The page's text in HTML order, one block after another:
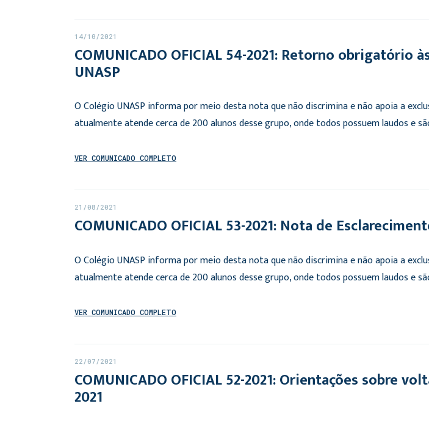
14/10/2021
COMUNICADO OFICIAL 54-2021: Retorno obrigatório
UNASP
O Colégio UNASP informa por meio desta nota que não discrimina e não apoia a
atualmente atende cerca de 200 alunos desse grupo, onde todos possuem laudos e
VER COMUNICADO COMPLETO
21/08/2021
COMUNICADO OFICIAL 53-2021: Nota de
O Colégio UNASP informa por meio desta nota que não discrimina e não apoia a
atualmente atende cerca de 200 alunos desse grupo, onde todos possuem laudos e
VER COMUNICADO COMPLETO
22/07/2021
COMUNICADO OFICIAL 52-2021: Orientações sobre
2021